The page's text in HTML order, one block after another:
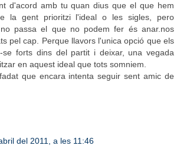
d'acord amb tu quan dius que el que hem
la gent prioritzi l'ideal o les sigles, pero
passa el que no podem fer és anar.nos
pel cap. Perque llavors l'unica opció que els
se forts dins del partit i deixar, una vegada
en aquest ideal que tots somniem.
que encara intenta seguir sent amic de
del 2011, a les 11:46